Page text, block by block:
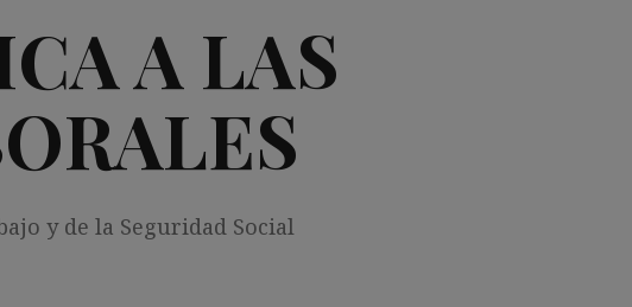
A LAS
y de la Seguridad Social